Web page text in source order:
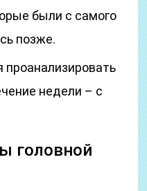
были с самого
позже.
проанализировать
недели – с
головной